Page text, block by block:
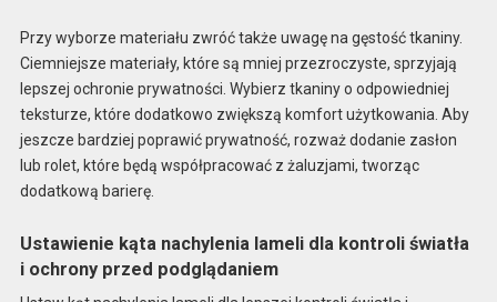
Przy wyborze materiału zwróć także uwagę na gęstość tkaniny.
Ciemniejsze materiały, które są mniej przezroczyste, sprzyjają
lepszej ochronie prywatności. Wybierz tkaniny o odpowiedniej
teksturze, które dodatkowo zwiększą komfort użytkowania. Aby
jeszcze bardziej poprawić prywatność, rozważ dodanie zasłon
lub rolet, które będą współpracować z żaluzjami, tworząc
dodatkową barierę.
Ustawienie kąta nachylenia lameli dla kontroli światła
i ochrony przed podglądaniem